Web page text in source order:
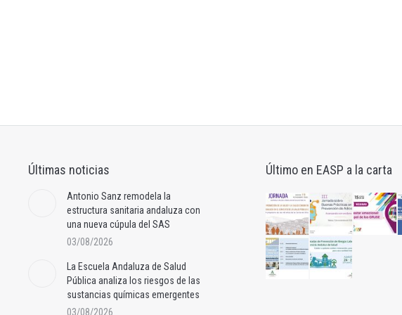
Últimas noticias
Antonio Sanz remodela la
estructura sanitaria andaluza con
una nueva cúpula del SAS
03/08/2026
La Escuela Andaluza de Salud
Pública analiza los riesgos de las
sustancias químicas emergentes
03/08/2026
Último en EASP a la carta